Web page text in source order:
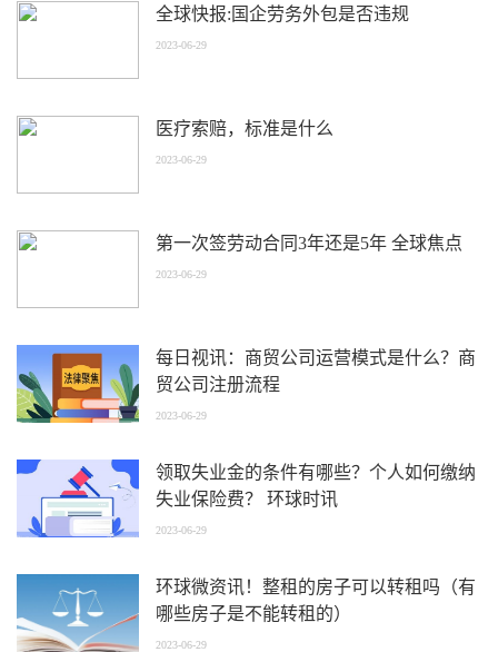
全球快报:国企劳务外包是否违规
2023-06-29
医疗索赔，标准是什么
2023-06-29
第一次签劳动合同3年还是5年 全球焦点
2023-06-29
每日视讯：商贸公司运营模式是什么？商
贸公司注册流程
2023-06-29
领取失业金的条件有哪些？个人如何缴纳
失业保险费？ 环球时讯
2023-06-29
环球微资讯！整租的房子可以转租吗（有
哪些房子是不能转租的）
2023-06-29